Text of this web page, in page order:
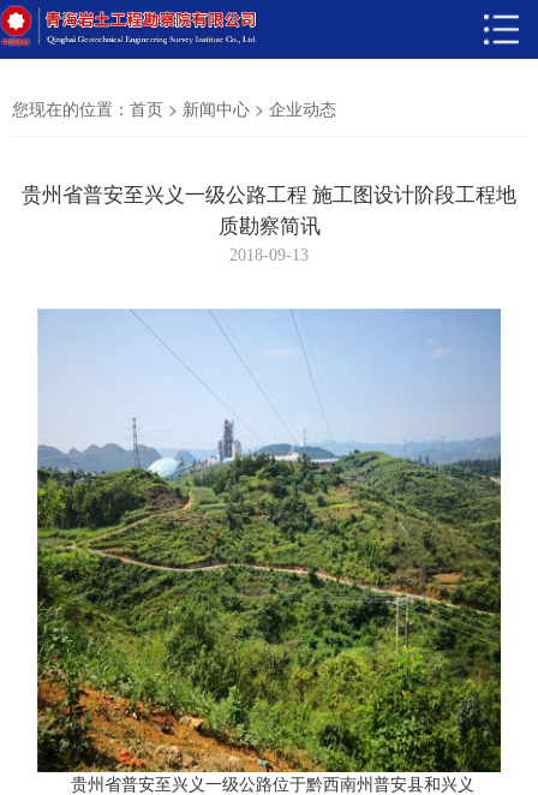
您现在的位置： 首页 > 新闻中心 > 企业动态
贵州省普安至兴义一级公路工程 施工图设计阶段工程地
质勘察简讯
2018-09-13
贵州省普安至兴义一级公路位于黔西南州普安县和兴义